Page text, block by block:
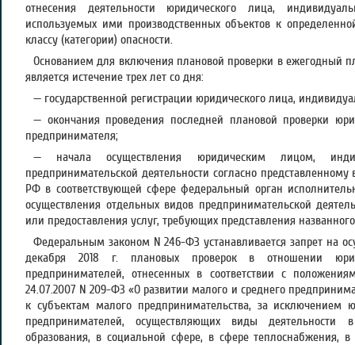
отнесения деятельности юридического лица,
используемых ими производственных объектов к
классу (категории) опасности.
Основанием для включения плановой проверки в ежегодный
является истечение трех лет со дня:
— государственной регистрации юридического лица,
— окончания проведения последней плановой проверки
предпринимателя;
— начала осуществления юридическим лицом,
предпринимательской деятельности согласно
РФ в соответствующей сфере федеральный орган
осуществления отдельных видов предпринимательской
или предоставления услуг, требующих представления
Федеральным законом N 246-ФЗ устанавливается запрет на
декабря 2018 г. плановых проверок в отношении
предпринимателей, отнесенных в соответствии с
24.07.2007 N 209-ФЗ «О развитии малого и среднего
к субъектам малого предпринимательства, за исключением
предпринимателей, осуществляющих виды деятельности
образования, в социальной сфере, в сфере теплоснабжения, в